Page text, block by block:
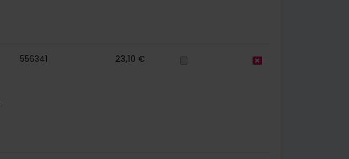
556341 23,10 €